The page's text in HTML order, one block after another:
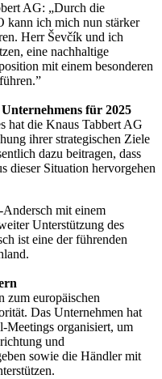
AG: „Durch die
kann ich mich nun stärker
Herr Ševčík und ich
eine nachhaltige
mit einem besonderen
für 2025
hat die Knaus Tabbert AG
ihrer strategischen Ziele
dazu beitragen, dass
dieser Situation hervorgehen
mit einem
Unterstützung des
ist eine der führenden
zum europäischen
Das Unternehmen hat
organisiert, um
und
sowie die Händler mit